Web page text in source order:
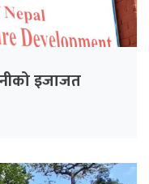
इजाजत